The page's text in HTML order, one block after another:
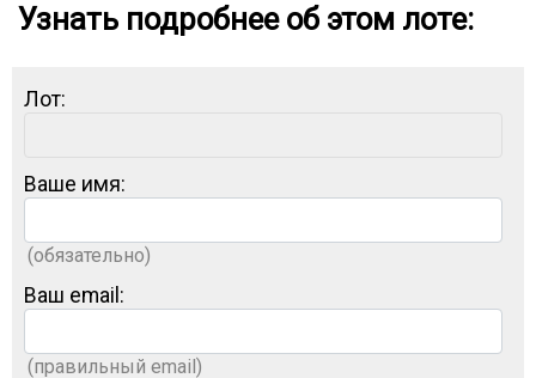
Узнать подробнее об этом лоте:
Лот:
Ваше имя:
(обязательно)
Ваш email:
(правильный email)